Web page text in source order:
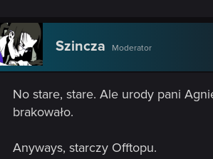
Szincza Moderator
No stare, stare. Ale urody pani
brakowało.
Anyways, starczy Offtopu.